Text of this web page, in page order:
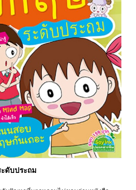
ะดับประถม